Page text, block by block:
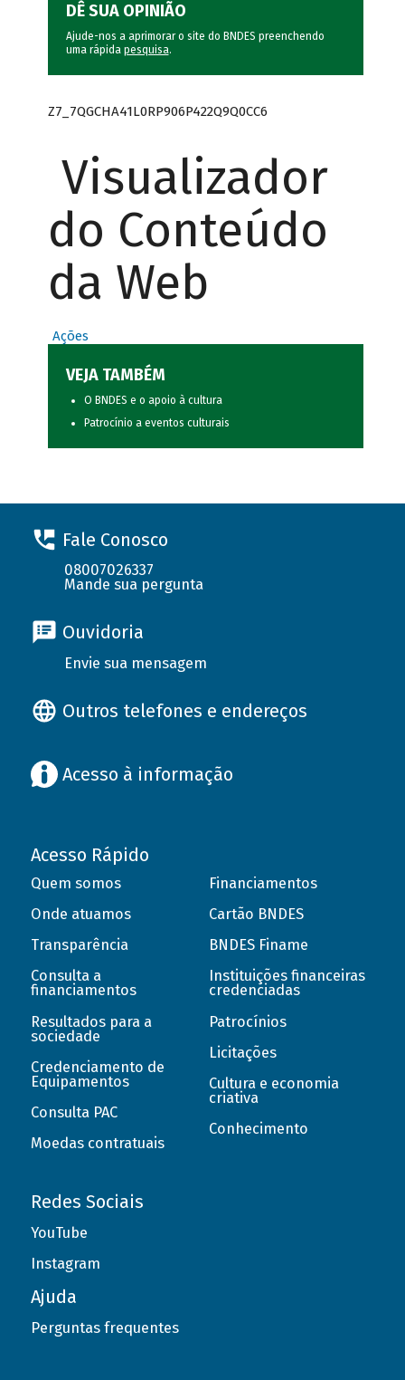
DÊ SUA OPINIÃO
Ajude-nos a aprimorar o site do BNDES preenchendo
uma rápida pesquisa.
Z7_7QGCHA41L0RP906P422Q9Q0CC6
Visualizador
do Conteúdo
da Web
Ações
VEJA TAMBÉM
O BNDES e o apoio à cultura
Patrocínio a eventos culturais
Fale Conosco
08007026337
Mande sua pergunta
Ouvidoria
Envie sua mensagem
Outros telefones e endereços
Acesso à informação
Acesso Rápido
Quem somos
Onde atuamos
Transparência
Consulta a
financiamentos
Resultados para a
sociedade
Credenciamento de
Equipamentos
Consulta PAC
Moedas contratuais
Financiamentos
Cartão BNDES
BNDES Finame
Instituições financeiras
credenciadas
Patrocínios
Licitações
Cultura e economia
criativa
Conhecimento
Redes Sociais
YouTube
Instagram
Ajuda
Perguntas frequentes